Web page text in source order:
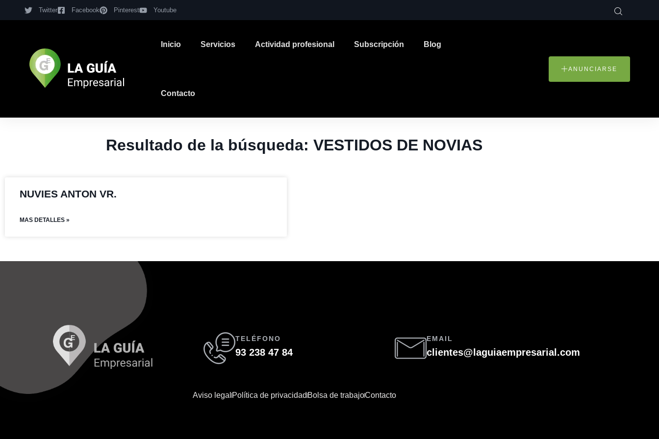
Twitter Facebook Pinterest Youtube
Inicio Servicios Actividad profesional Subscripción Blog
Contacto
ANUNCIARSE
Resultado de la búsqueda: VESTIDOS DE NOVIAS
NUVIES ANTON VR.
MAS DETALLES »
TELÉFONO
93 238 47 84
EMAIL
clientes@laguiaempresarial.com
Aviso legal Política de privacidadBolsa de trabajoContacto